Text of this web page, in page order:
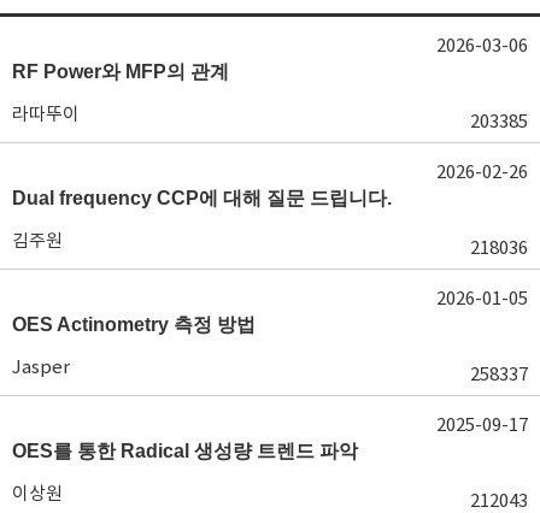
RF Power와 MFP의 관계
라따뚜이 203385
2026-03-06
Dual frequency CCP에 대해 질문 드립니다.
김주원 218036
2026-02-26
OES Actinometry 측정 방법
Jasper 258337
2026-01-05
OES를 통한 Radical 생성량 트렌드 파악
이상원 212043
2025-09-17